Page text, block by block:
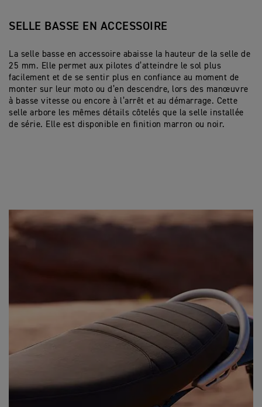
SELLE BASSE EN ACCESSOIRE
La selle basse en accessoire abaisse la hauteur de la selle de
25 mm. Elle permet aux pilotes d’atteindre le sol plus
facilement et de se sentir plus en confiance au moment de
monter sur leur moto ou d’en descendre, lors des manœuvre
à basse vitesse ou encore à l’arrêt et au démarrage. Cette
selle arbore les mêmes détails côtelés que la selle installée
de série. Elle est disponible en finition marron ou noir.